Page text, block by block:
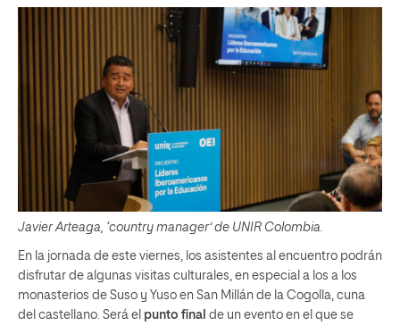
Javier Arteaga, ‘country manager’ de UNIR Colombia.
En la jornada de este viernes, los asistentes al encuentro podrán
disfrutar de algunas visitas culturales, en especial a los a los
monasterios de Suso y Yuso en San Millán de la Cogolla, cuna
del castellano. Será el punto final de un evento en el que se